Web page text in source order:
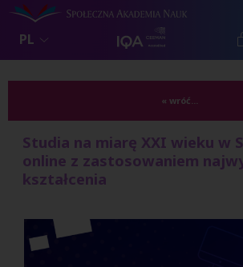
PL
« wróć...
Studia na miarę XXI wieku w
online z zastosowaniem
kształcenia